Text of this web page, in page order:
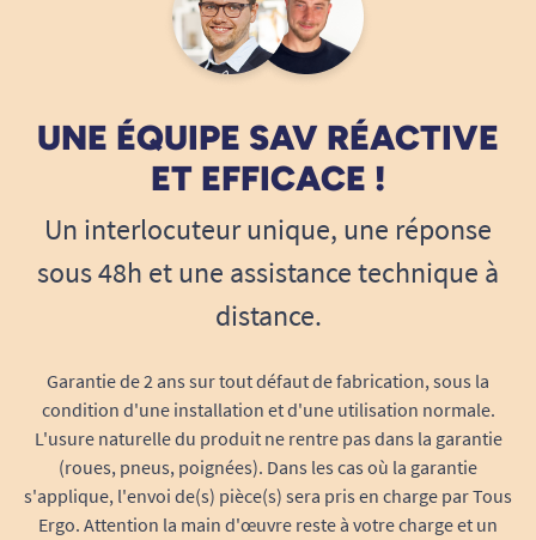
UNE ÉQUIPE SAV RÉACTIVE
ET EFFICACE !
Un interlocuteur unique, une réponse
sous 48h et une assistance technique à
distance.
Garantie de 2 ans sur tout défaut de fabrication, sous la
condition d'une installation et d'une utilisation normale.
L'usure naturelle du produit ne rentre pas dans la garantie
(roues, pneus, poignées). Dans les cas où la garantie
s'applique, l'envoi de(s) pièce(s) sera pris en charge par Tous
Ergo. Attention la main d'œuvre reste à votre charge et un